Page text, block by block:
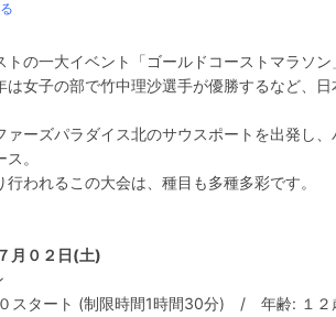
トの一大イベント「ゴールドコーストマラソ
は女子の部で竹中理沙選手が優勝するなど、日
ァーズパラダイス北のサウスポートを出発し
。
行われるこの大会は、種目も多種多彩です。
月０２日(土)
スタート (制限時間1時間30分) / 年齢: １２